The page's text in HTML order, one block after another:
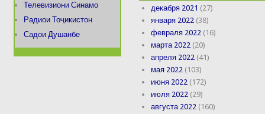
Телевизиони Синамо
Радиои Тоҷикистон
Садои Душанбе
декабря 2021 (27)
января 2022 (38)
февраля 2022 (16)
марта 2022 (20)
апреля 2022 (41)
мая 2022 (103)
июня 2022 (172)
июля 2022 (29)
августа 2022 (160)